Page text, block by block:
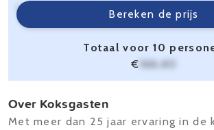
Bereken de prijs
Servicekosten
Totaal voor 10
€ 166,40
Over Koksgasten
Met meer dan 25 jaar ervaring in de